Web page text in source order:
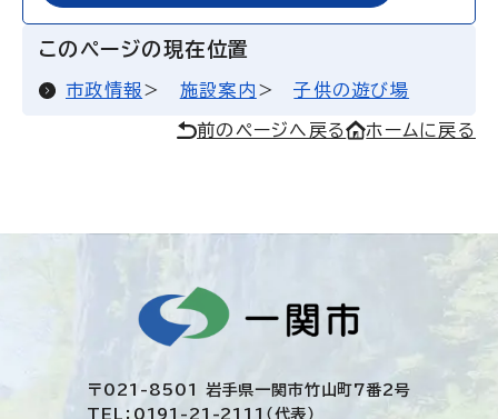
このページの現在位置
市政情報 施設案内 子供の遊び場
前のページへ戻る ホームに戻る
〒021-8501 岩手県一関市竹山町7番2号
TEL：0191-21-2111（代表）